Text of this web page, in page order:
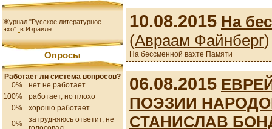
Журнал "Русское литературное
эхо" в Израиле
Опросы
Работает ли система вопросов?
0%
нет не работает
100%
работает, но плохо
0%
хорошо работает
0%
затрудняюсь ответит, не
10.08.2015 На
(Авраам Файнберг)
На бессменной вахте Памяти
06.08.2015
ПОЭЗИИ
СТАНИСЛАВ